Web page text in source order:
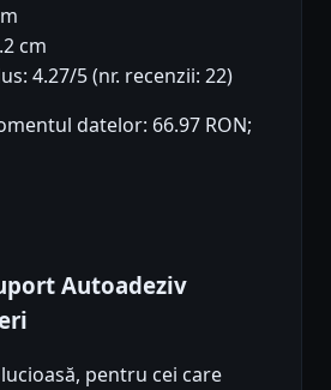
cm
4.27/5 (nr. recenzii: 22)
datelor: 66.97 RON;
Autoadeziv
pentru cei care